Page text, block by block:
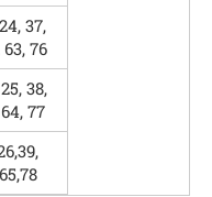
37,
63, 76
38,
77